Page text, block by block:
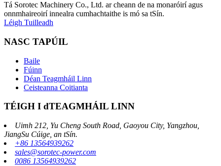
Tá Sorotec Machinery Co., Ltd. ar cheann de na monaróirí agus
onnmhaireoirí innealra cumhachtaithe is mó sa tSín.
Léigh Tuilleadh
NASC TAPÚIL
Baile
Fúinn
Déan Teagmháil Linn
Ceisteanna Coitianta
TÉIGH I dTEAGMHÁIL LINN
Uimh 212, Yu Cheng South Road, Gaoyou City, Yangzhou,
JiangSu Cúige, an tSín.
+86 13564939262
sales@sorotec-power.com
0086 13564939262